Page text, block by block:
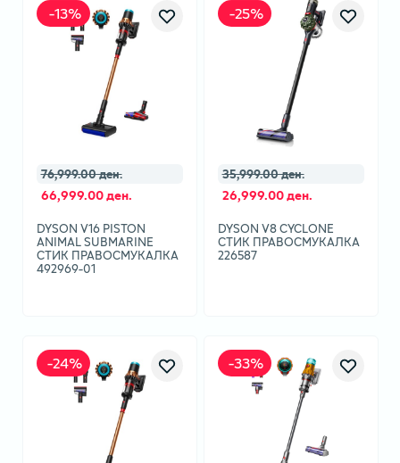
-13%
76,999.00 ден.
66,999.00 ден.
DYSON V16 PISTON
ANIMAL SUBMARINE
СТИК ПРАВОСМУКАЛКА
492969-01
-25%
35,999.00 ден.
26,999.00 ден.
DYSON V8 CYCLONE
СТИК ПРАВОСМУКАЛКА
226587
-24% -33%